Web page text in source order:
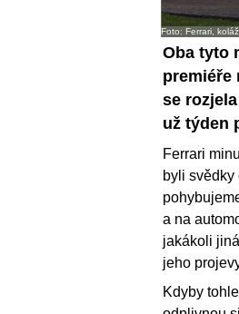
Foto: Ferrari,
Oba tyto
premiéře
se
už týden
Ferrari
byli
a na
jakákoli
jeho
Kdyby